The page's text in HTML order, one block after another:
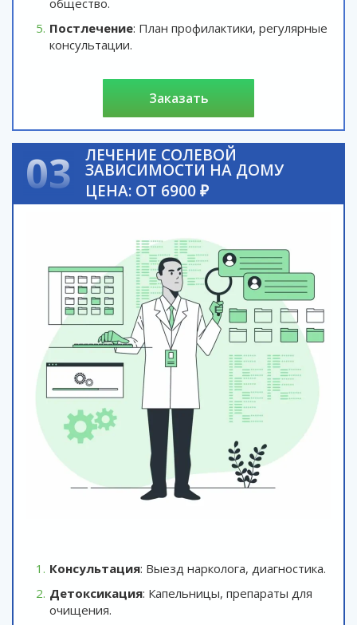
Постлечение: План профилактики, регулярные
консультации.
заказать
03 ЛЕЧЕНИЕ СОЛЕВОЙ
ЗАВИСИМОСТИ НА ДОМУ
ЦЕНА: ОТ 6900 ₽
Консультация: Выезд нарколога, диагностика.
Детоксикация: Капельницы, препараты для
очищения.